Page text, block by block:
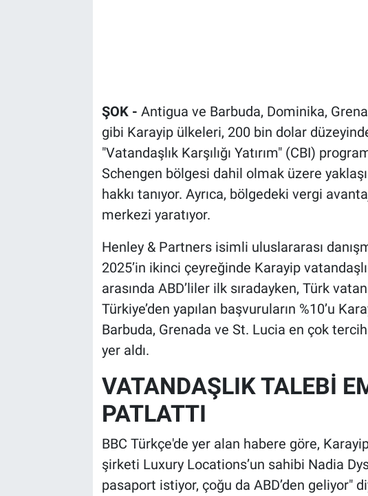
ŞOK - Antigua ve Barbuda, Dominika,
gibi Karayip ülkeleri, 200 bin dolar
"Vatandaşlık Karşılığı Yatırım" (CBI)
Schengen bölgesi dahil olmak üzere
hakkı tanıyor. Ayrıca, bölgedeki vergi
merkezi yaratıyor.
Henley & Partners isimli uluslararası
2025’in ikinci çeyreğinde Karayip
arasında ABD’liler ilk sıradayken, Türk
Türkiye’den yapılan başvuruların %10’u
Barbuda, Grenada ve St. Lucia en çok
yer aldı.
VATANDAŞLIK TALEBİ
PATLATTI
BBC Türkçe'de yer alan habere göre,
şirketi Luxury Locations’un sahibi Nadia
pasaport istiyor, çoğu da ABD’den geliyor"